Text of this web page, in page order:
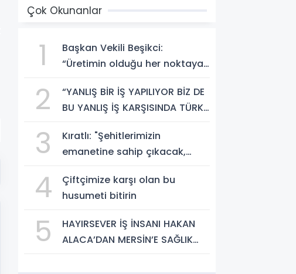
Çok Okunanlar
1
Başkan Vekili Beşikci:
“Üretimin olduğu her noktaya
2
“YANLIŞ BİR İŞ YAPILIYOR BİZ DE
BU YANLIŞ İŞ KARŞISINDA TÜRK
EDECEĞİZ”
3
Kıratlı: "Şehitlerimizin
emanetine sahip çıkacak,
4
Çiftçimize karşı olan bu
husumeti bitirin
5
HAYIRSEVER İŞ İNSANI HAKAN
ALACA’DAN MERSİN’E SAĞLIK